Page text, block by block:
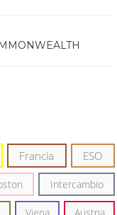
Francia ESO
Intercambio
Viena Austria